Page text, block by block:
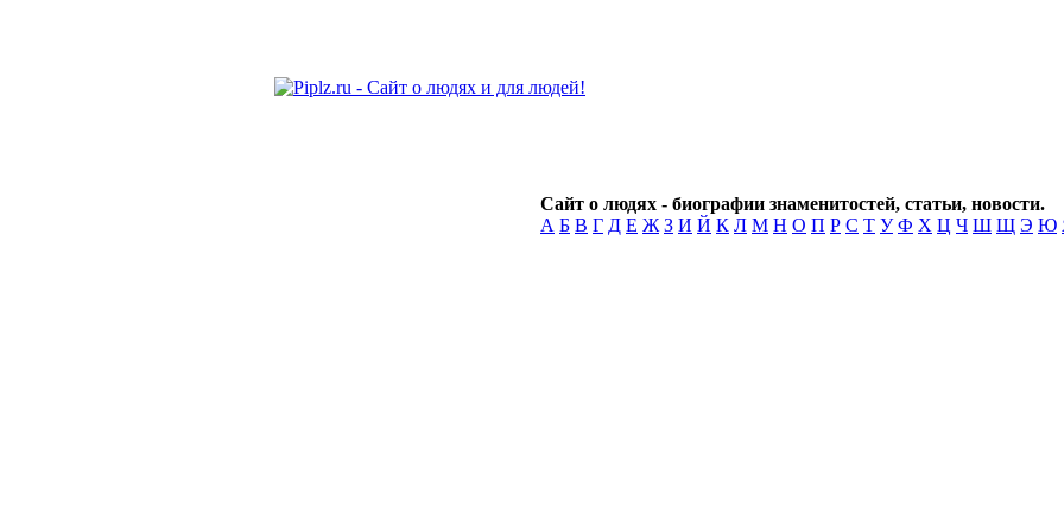
Сайт о людях - биографии знаменитостей, статьи, новости.
А Б В Г Д Е Ж З И Й К Л М Н О П Р С Т У Ф Х Ц Ч Ш Щ Э Ю